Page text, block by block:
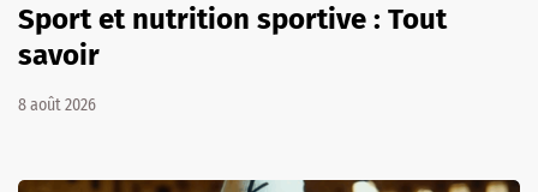
Sport et nutrition sportive : Tout
savoir
8 août 2026